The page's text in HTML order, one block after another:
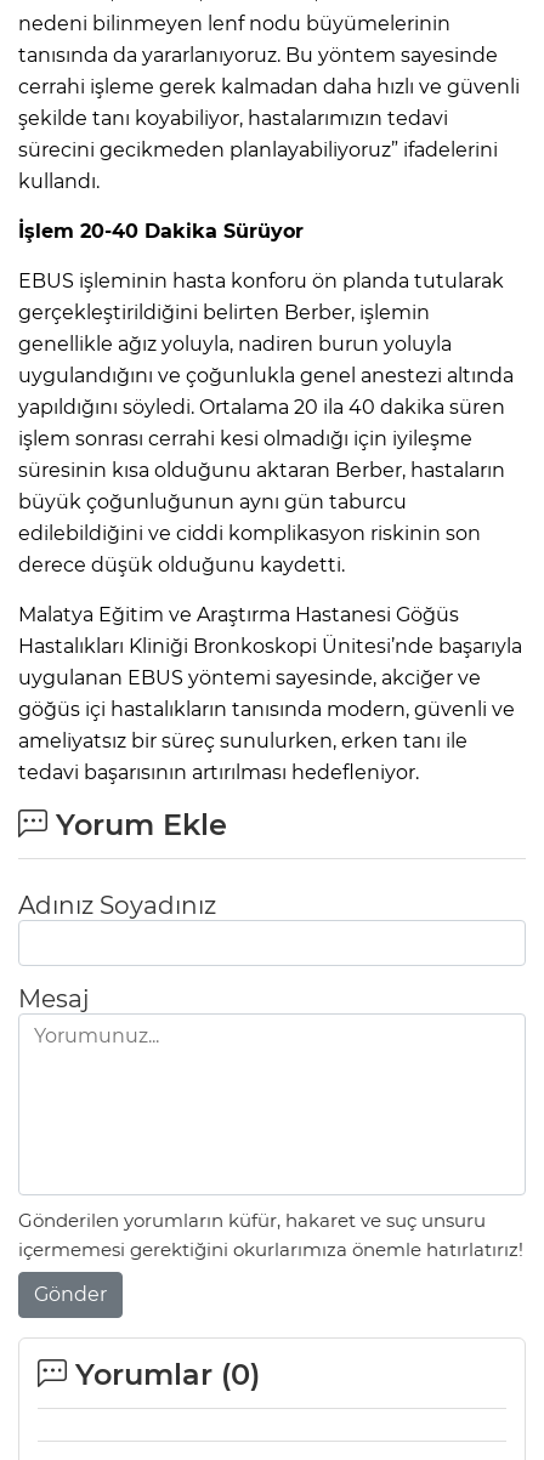
nedeni bilinmeyen lenf nodu büyümelerinin
tanısında da yararlanıyoruz. Bu yöntem sayesinde
cerrahi işleme gerek kalmadan daha hızlı ve güvenli
şekilde tanı koyabiliyor, hastalarımızın tedavi
sürecini gecikmeden planlayabiliyoruz” ifadelerini
kullandı.
İşlem 20-40 Dakika Sürüyor
EBUS işleminin hasta konforu ön planda tutularak
gerçekleştirildiğini belirten Berber, işlemin
genellikle ağız yoluyla, nadiren burun yoluyla
uygulandığını ve çoğunlukla genel anestezi altında
yapıldığını söyledi. Ortalama 20 ila 40 dakika süren
işlem sonrası cerrahi kesi olmadığı için iyileşme
süresinin kısa olduğunu aktaran Berber, hastaların
büyük çoğunluğunun aynı gün taburcu
edilebildiğini ve ciddi komplikasyon riskinin son
derece düşük olduğunu kaydetti.
Malatya Eğitim ve Araştırma Hastanesi Göğüs
Hastalıkları Kliniği Bronkoskopi Ünitesi’nde başarıyla
uygulanan EBUS yöntemi sayesinde, akciğer ve
göğüs içi hastalıkların tanısında modern, güvenli ve
ameliyatsız bir süreç sunulurken, erken tanı ile
tedavi başarısının artırılması hedefleniyor.
Yorum Ekle
Adınız Soyadınız
Mesaj
Gönderilen yorumların küfür, hakaret ve suç unsuru
içermemesi gerektiğini okurlarımıza önemle hatırlatırız!
Gönder
Yorumlar (0)